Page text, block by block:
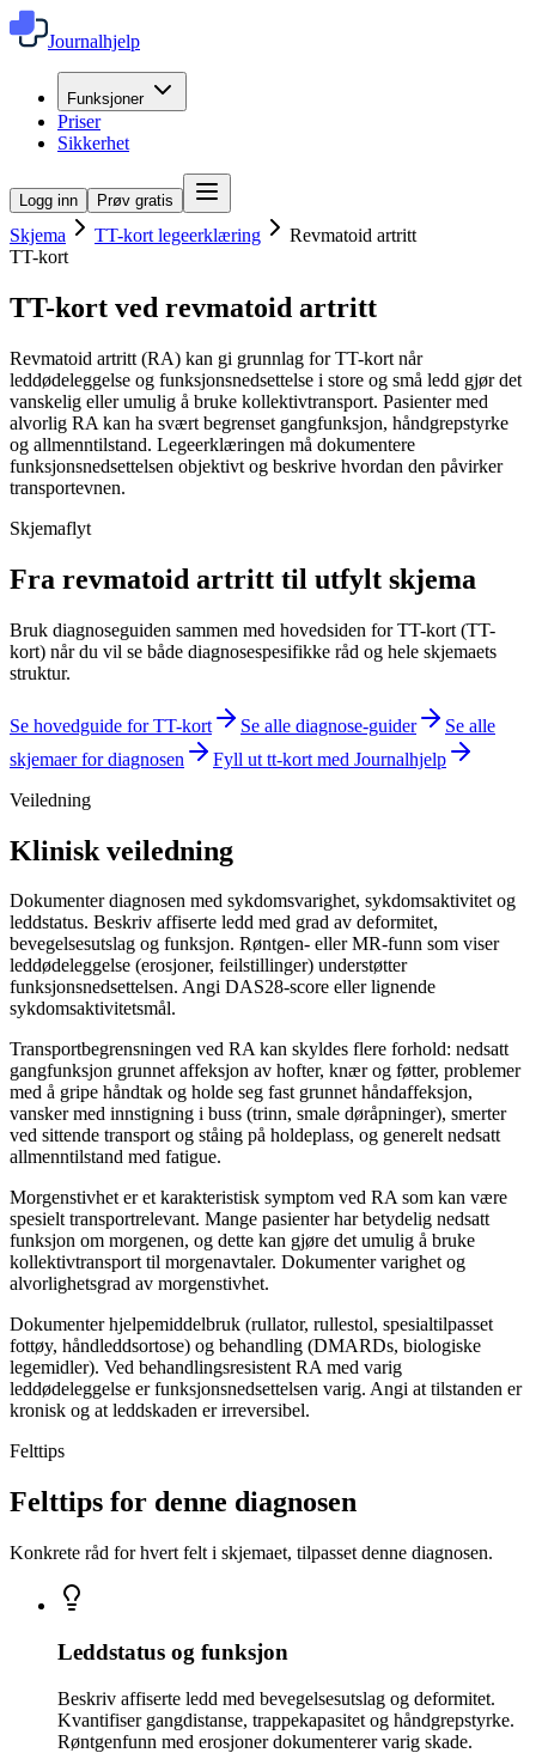
Journalhjelp
Funksjoner
Priser
Sikkerhet
Logg inn Prøv gratis
Skjema TT-kort legeerklæring
Revmatoid artritt
TT-kort
TT-kort ved revmatoid artritt
Revmatoid artritt (RA) kan gi grunnlag for TT-kort når
leddødeleggelse og funksjonsnedsettelse i store og små ledd gjør det
vanskelig eller umulig å bruke kollektivtransport. Pasienter med
alvorlig RA kan ha svært begrenset gangfunksjon, håndgrepstyrke
og allmenntilstand. Legeerklæringen må dokumentere
funksjonsnedsettelsen objektivt og beskrive hvordan den påvirker
transportevnen.
Skjemaflyt
Fra revmatoid artritt til utfylt skjema
Bruk diagnoseguiden sammen med hovedsiden forTT-kort (TT-
kort) når du vil se både diagnosespesifikke råd og hele skjemaets
struktur.
Se hovedguide forTT-kort Se alle diagnose-guider
Se alle
skjemaer for diagnosen
Fyll ut tt-kort med Journalhjelp
Veiledning
Klinisk veiledning
Dokumenter diagnosen med sykdomsvarighet, sykdomsaktivitet og
leddstatus. Beskriv affiserte ledd med grad av deformitet,
bevegelsesutslag og funksjon. Røntgen- eller MR-funn som viser
leddødeleggelse (erosjoner, feilstillinger) understøtter
funksjonsnedsettelsen. Angi DAS28-score eller lignende
sykdomsaktivitetsmål.
Transportbegrensningen ved RA kan skyldes flere forhold: nedsatt
gangfunksjon grunnet affeksjon av hofter, knær og føtter, problemer
med å gripe håndtak og holde seg fast grunnet håndaffeksjon,
vansker med innstigning i buss (trinn, smale døråpninger), smerter
ved sittende transport og ståing på holdeplass, og generelt nedsatt
allmenntilstand med fatigue.
Morgenstivhet er et karakteristisk symptom ved RA som kan være
spesielt transportrelevant. Mange pasienter har betydelig nedsatt
funksjon om morgenen, og dette kan gjøre det umulig å bruke
kollektivtransport til morgenavtaler. Dokumenter varighet og
alvorlighetsgrad av morgenstivhet.
Dokumenter hjelpemiddelbruk (rullator, rullestol, spesialtilpasset
fottøy, håndleddsortose) og behandling (DMARDs, biologiske
legemidler). Ved behandlingsresistent RA med varig
leddødeleggelse er funksjonsnedsettelsen varig. Angi at tilstanden er
kronisk og at leddskaden er irreversibel.
Felttips
Felttips for denne diagnosen
Konkrete råd for hvert felt i skjemaet, tilpasset denne diagnosen.
Leddstatus og funksjon
Beskriv affiserte ledd med bevegelsesutslag og deformitet.
Kvantifiser gangdistanse, trappekapasitet og håndgrepstyrke.
Røntgenfunn med erosjoner dokumenterer varig skade.